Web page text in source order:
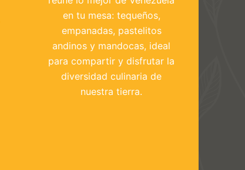
en tu mesa: tequeños,
empanadas, pastelitos
andinos y mandocas, ideal
para compartir y disfrutar la
diversidad culinaria de
nuestra tierra.